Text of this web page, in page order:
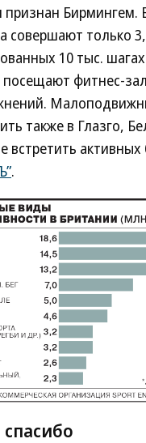
Бирмингем.
совершают только
10 тыс.
посещают фитнес-
также в Глазго,
встретить
.